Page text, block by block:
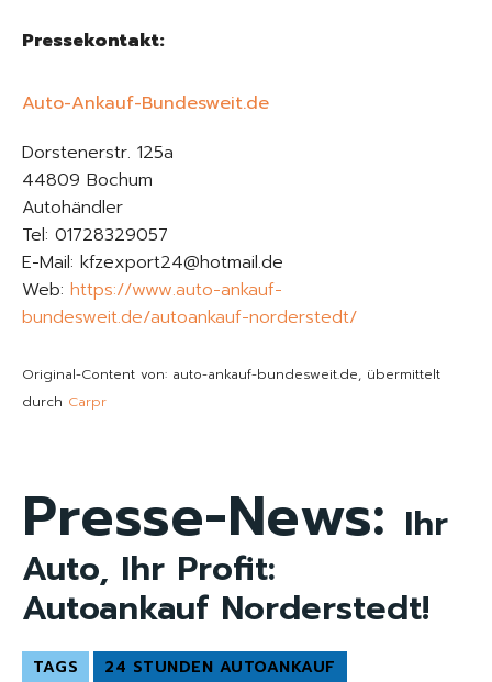
Pressekontakt:
Auto-Ankauf-Bundesweit.de
Dorstenerstr. 125a
44809 Bochum
Autohändler
Tel: 01728329057
E-Mail: kfzexport24@hotmail.de
Web: https://www.auto-ankauf-
bundesweit.de/autoankauf-norderstedt/
Original-Content von: auto-ankauf-bundesweit.de, übermittelt
durch Carpr
Presse-News: Ihr
Auto, Ihr Profit:
Autoankauf Norderstedt!
TAGS 24 STUNDEN AUTOANKAUF